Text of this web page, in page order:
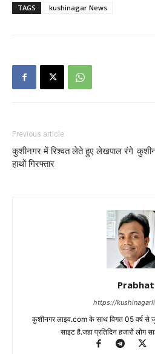
TAGS kushinagar News
Previous article
कुशीनगर में रिश्वत लेते हुए लेखपाल रंगे
हाथों गिरफ्तार
Prabhat
https://
कुशीनगर लाइव.com के साथ विगत 05 वर्ष से
साइट है.जहा प्रतिदिन हजारों लोग